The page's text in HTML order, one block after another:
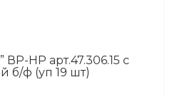
ВР-НР арт.47.306.15 с
б/ф (уп 19 шт)